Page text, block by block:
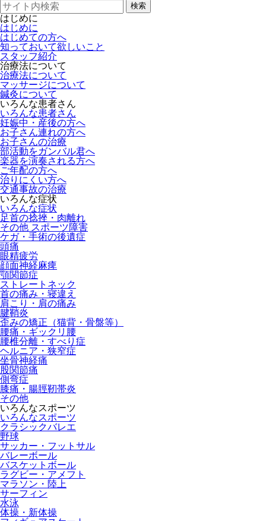
検索
はじめに
はじめに
はじめての方へ
知っておいて欲しいこと
スタッフ紹介
治療法について
治療法について
マッサージについて
鍼灸について
いろんな患者さん
いろんな患者さん
妊娠中・産後の方へ
お子さん連れの方へ
お子さんの治療
部活動をガンバル君へ
楽器を演奏される方へ
ご年配の方へ
治りにくい方へ
交通事故の治療
いろんな症状
いろんな症状
足首の捻挫・肉離れ
その他 スポーツ障害
ケガ・手術の後遺症
頭痛
眼精疲労
顔面神経麻痺
顎関節症
ストレートネック
首の痛み・寝違え
肩こり・肩の痛み
腱鞘炎
歪みの矯正（猫背・骨盤等）
腰痛・ギックリ腰
腰椎分離・すべり症
ヘルニア・狭窄症
坐骨神経痛
股関節痛
側弯症
膝痛・腸脛靭帯炎
その他
いろんなスポーツ
いろんなスポーツ
クラシックバレエ
野球
サッカー・フットサル
バレーボール
バスケットボール
ラグビー・アメフト
マラソン・陸上
サーフィン
水泳
体操・新体操